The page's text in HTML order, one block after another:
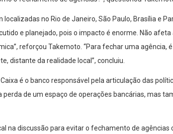
no Rio de Janeiro, São Paulo, Brasília e
e planejado, pois o impacto é enorme. Não
reforçou Takemoto. “Para fechar uma
distante da realidade local”, concluiu.
é o banco responsável pela articulação das
de um espaço de operações bancárias, mas
na discussão para evitar o fechamento de